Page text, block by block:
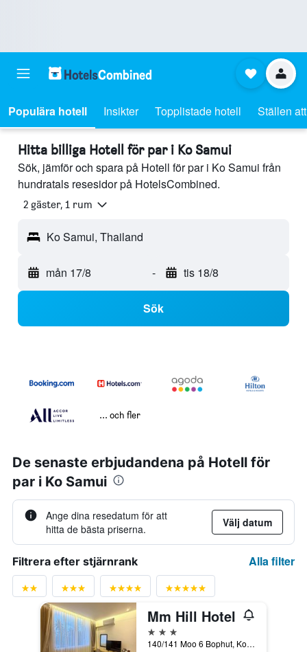
Populära hotell Insikter Topplistade hotell Ställen
Hitta billiga Hotell för par i Ko Samui
Sök, jämför och spara på Hotell för par i Ko Samui från
hundratals resesidor på HotelsCombined.
2 gäster, 1 rum
Ko Samui, Thailand
mån 17/8 - tis 18/8
Sök
... och fler
De senaste erbjudandena på Hotell för
par i Ko Samui
Ange dina resedatum för att
hitta de bästa priserna.
Välj datum
Filtrera efter stjärnrank Alla filter
Mm Hill Hotel
3 stjärnor
140/141 Moo 6 Bophut, Ko Samui, Thailand